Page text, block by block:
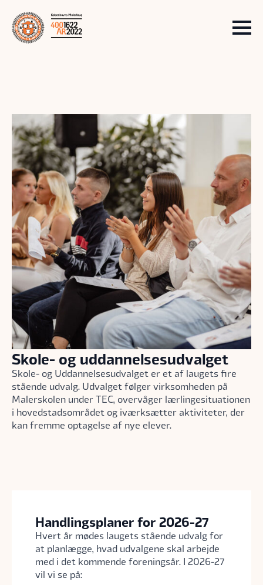
Skole- og uddannelsesudvalget
Skole- og Uddannelsesudvalget er et af laugets fire
stående udvalg. Udvalget følger virksomheden på
Malerskolen under TEC, overvåger lærlingesituationen
i hovedstadsområdet og iværksætter aktiviteter, der
kan fremme optagelse af nye elever.
Handlingsplaner for 2026-27
Hvert år mødes laugets stående udvalg for
at planlægge, hvad udvalgene skal arbejde
med i det kommende foreningsår. I 2026-27
vil vi se på: